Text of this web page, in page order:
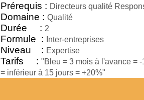
Prérequis : Directeurs qualité
Domaine : Qualité
Durée : 2
Formule : Inter-entreprises
Niveau : Expertise
Tarifs : "Bleu = 3 mois à l'avance =
= inférieur à 15 jours = +20%"